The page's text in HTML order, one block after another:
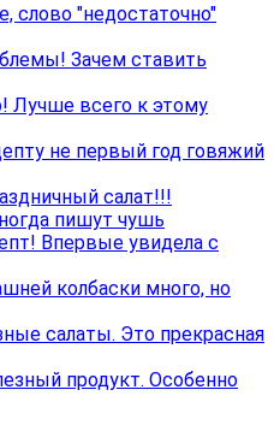
слово "недостаточно"
Зачем ставить
Лучше всего к этому
не первый год говяжий
салат!!!
пишут чушь
Впервые увидела с
колбаски много, но
салаты. Это прекрасная
продукт. Особенно